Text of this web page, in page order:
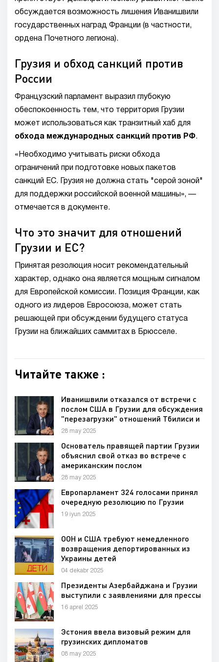
обсуждается возможность лишения Иванишвили
государственных наград Франции (в частности,
ордена Почетного легиона).
Грузия и обход санкций против
России
Французский парламент выразил глубокую
обеспокоенность тем, что территория Грузии
может использоваться как транзитный хаб для
обхода международных санкций против РФ.
«Необходимо учитывать риски обхода
ограничений при подготовке новых пакетов
санкций ЕС. Грузия не должна стать "серой зоной"
для поддержки российской военной машины», —
отмечается в документе.
Что это значит для отношений
Грузии и ЕС?
Принятая резолюция носит рекомендательный
характер, однако она является мощным сигналом
для Европейской комиссии. Позиция Франции, как
одного из лидеров Евросоюза, может стать
решающей при обсуждении будущего статуса
Грузии на ближайших саммитах в Брюсселе.
Читайте также :
Иванишвили отказался от встречи с
послом США в Грузии для обсуждения
"перезагрузки" отношений Тбилиси и
Вашингтона
28 may 2025
Основатель правящей партии Грузии
объяснил свой отказ во встрече с
американским послом
28 may 2025
Европарламент 324 голосами принял
очередную резолюцию по Грузии
19 iyun 2025
ООН и США требуют немедленного
возвращения депортированных из
Украины детей
04 dekabr 2025
Президенты Азербайджана и Грузии
выступили с заявлениями для прессы
16 aprel 2025
Эстония ввела визовый режим для
грузинских дипломатов
08 may 2025